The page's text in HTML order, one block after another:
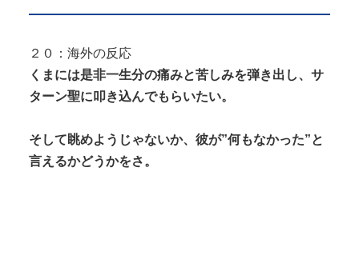
２０：海外の反応
くまには是非一生分の痛みと苦しみを弾き出し、サ
ターン聖に叩き込んでもらいたい。
そして眺めようじゃないか、彼が”何もなかった”と
言えるかどうかをさ。